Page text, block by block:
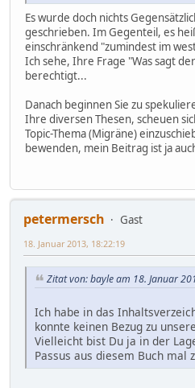
Es wurde doch nichts
geschrieben. Im Gegenteil, es
einschränkend "zumindest im
Ich sehe, Ihre Frage "Was sagt
berechtigt...
Danach beginnen Sie zu
Ihre diversen Thesen, scheuen
Topic-Thema (Migräne)
bewenden, mein Beitrag ist ja
petermersch
Gast
18. Januar 2013, 18:22:19
Zitat von: bayle am 18. Januar
Ich habe in das
konnte keinen Bezug zu
Vielleicht bist Du ja in der
Passus aus diesem Buch mal